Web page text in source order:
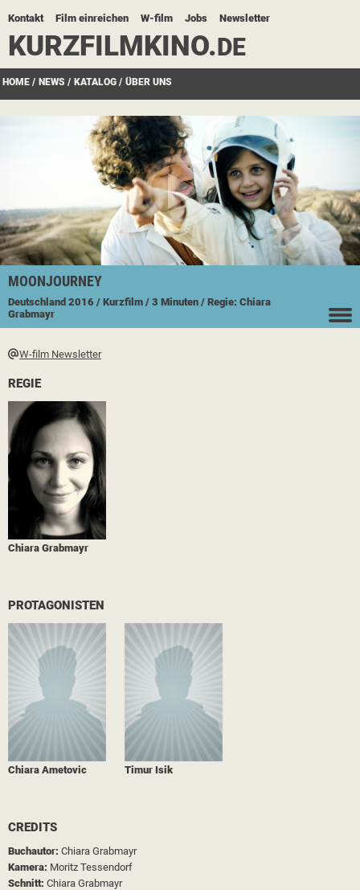
Kontakt Film einreichen W-film Jobs Newsletter
KURZFILMKINO.DE
HOME / NEWS / KATALOG / ÜBER UNS
MOONJOURNEY
Deutschland 2016 / Kurzfilm / 3 Minuten / Regie: Chiara
Grabmayr
W-film Newsletter
REGIE
Chiara Grabmayr
PROTAGONISTEN
Chiara Ametovic Timur Isik
CREDITS
Buchautor: Chiara Grabmayr
Kamera: Moritz Tessendorf
Schnitt: Chiara Grabmayr